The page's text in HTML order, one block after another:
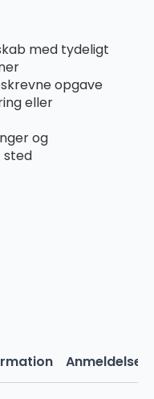
med tydeligt
opgave
eller
og
sted
Anmeldelser